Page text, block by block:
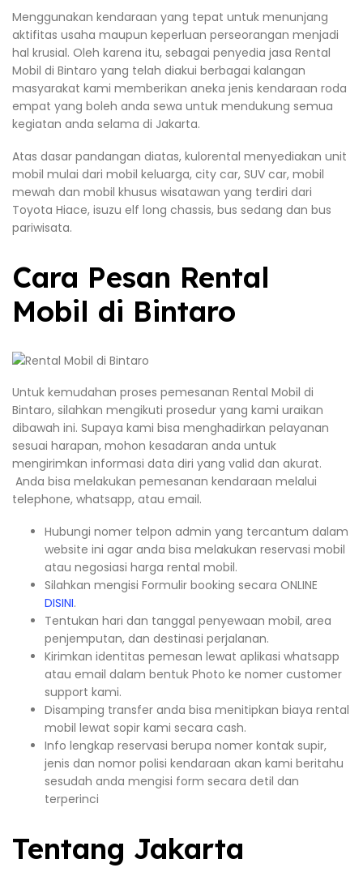
Menggunakan kendaraan yang tepat untuk menunjang
aktifitas usaha maupun keperluan perseorangan menjadi
hal krusial. Oleh karena itu, sebagai penyedia jasa Rental
Mobil di Bintaro yang telah diakui berbagai kalangan
masyarakat kami memberikan aneka jenis kendaraan roda
empat yang boleh anda sewa untuk mendukung semua
kegiatan anda selama di Jakarta.
Atas dasar pandangan diatas, kulorental menyediakan unit
mobil mulai dari mobil keluarga, city car, SUV car, mobil
mewah dan mobil khusus wisatawan yang terdiri dari
Toyota Hiace, isuzu elf long chassis, bus sedang dan bus
pariwisata.
Cara Pesan Rental
Mobil di Bintaro
Untuk kemudahan proses pemesanan Rental Mobil di
Bintaro, silahkan mengikuti prosedur yang kami uraikan
dibawah ini. Supaya kami bisa menghadirkan pelayanan
sesuai harapan, mohon kesadaran anda untuk
mengirimkan informasi data diri yang valid dan akurat.
Anda bisa melakukan pemesanan kendaraan melalui
telephone, whatsapp, atau email.
Hubungi nomer telpon admin yang tercantum dalam
website ini agar anda bisa melakukan reservasi mobil
atau negosiasi harga rental mobil.
Silahkan mengisi Formulir booking secara ONLINE
DISINI.
Tentukan hari dan tanggal penyewaan mobil, area
penjemputan, dan destinasi perjalanan.
Kirimkan identitas pemesan lewat aplikasi whatsapp
atau email dalam bentuk Photo ke nomer customer
support kami.
Disamping transfer anda bisa menitipkan biaya rental
mobil lewat sopir kami secara cash.
Info lengkap reservasi berupa nomer kontak supir,
jenis dan nomor polisi kendaraan akan kami beritahu
sesudah anda mengisi form secara detil dan
terperinci
Tentang Jakarta